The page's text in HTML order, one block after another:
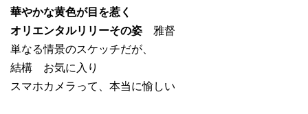
華やかな黄色が目を惹く
オリエンタルリリーその姿 雅督
単なる情景のスケッチだが、
結構 お気に入り
スマホカメラって、本当に愉しい